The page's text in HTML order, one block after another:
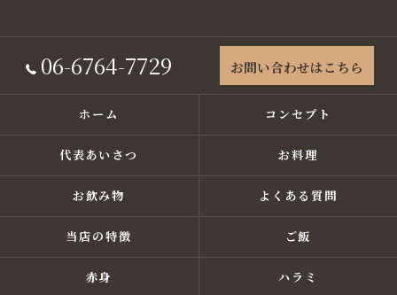
06-6764-7729 お問い合わせはこちら
ホーム コンセプト
代表あいさつ お料理
お飲み物 よくある質問
当店の特徴 ご飯
赤身 ハラミ